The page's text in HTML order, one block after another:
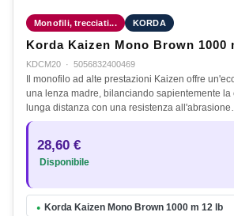
Monofili, trecciati... KORDA
Korda Kaizen Mono Brown 1000
KDCM20 · 5056832400469
Il monofilo ad alte prestazioni Kaizen offre
una lenza madre, bilanciando sapientemente la
lunga distanza con una resistenza all'abrasione…
28,60 €
Disponibile
● Korda Kaizen Mono Brown 1000 m 12 lb